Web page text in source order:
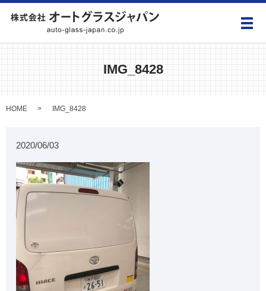
メ
IMG_8428
HOME IMG_8428
2020/06/03